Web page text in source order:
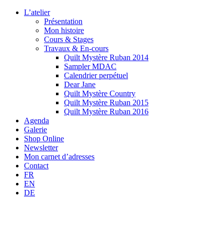
L’atelier
Présentation
Mon histoire
Cours & Stages
Travaux & En-cours
Quilt Mystère Ruban 2014
Sampler MDAC
Calendrier perpétuel
Dear Jane
Quilt Mystère Country
Quilt Mystère Ruban 2015
Quilt Mystère Ruban 2016
Agenda
Galerie
Shop Online
Newsletter
Mon carnet d’adresses
Contact
FR
EN
DE